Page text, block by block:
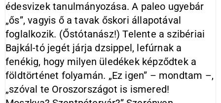
édesvizek tanulmányozása. A paleo ugyebár
„ős”, vagyis ő a tavak őskori állapotával
foglalkozik. (Őstótanász!) Telente a szibériai
Bajkál-tó jegét járja dzsippel, lefúrnak a
fenékig, hogy milyen üledékek képződtek a
földtörténet folyamán. „Ez igen” – mondtam –,
„szóval te Oroszországot is ismered!